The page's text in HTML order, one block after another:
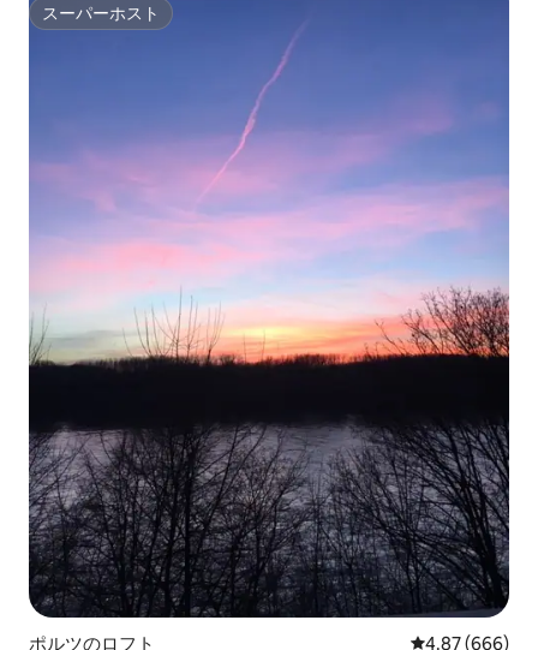
スーパーホスト
スーパーホスト
ポルツのロフト レビュー666
4.87 (666)